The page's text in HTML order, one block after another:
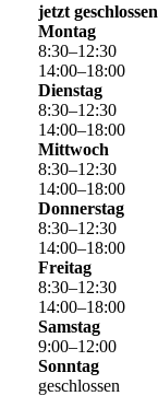
jetzt geschlossen
Montag
8:30–12:30
14:00–18:00
Dienstag
8:30–12:30
14:00–18:00
Mittwoch
8:30–12:30
14:00–18:00
Donnerstag
8:30–12:30
14:00–18:00
Freitag
8:30–12:30
14:00–18:00
Samstag
9:00–12:00
Sonntag
geschlossen